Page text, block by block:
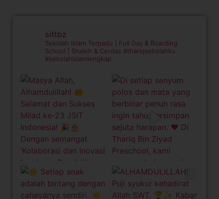
sittbz
Sekolah Islam Terpadu | Full Day & Boarding
School | Shaleh & Cerdas #thariqsekolahku
#sekolahislamlengkap